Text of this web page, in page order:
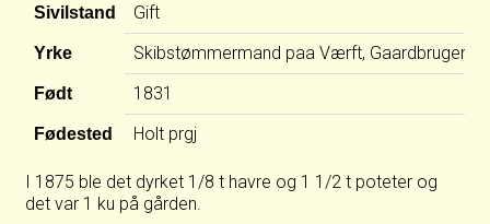
Sivilstand
Yrke
Født
Fødested
Gift
Skibstømmermand paa Værft, Gaardbruger,
1831
Holt prgj
I 1875 ble det dyrket 1/8 t havre og 1 1/2 t poteter og
det var 1 ku på gården.